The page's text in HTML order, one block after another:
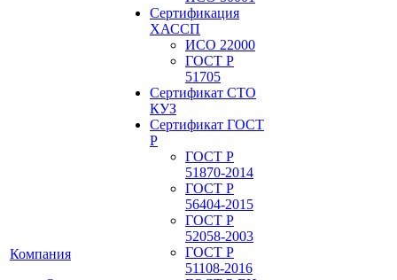
Компания
Сертификация
ХАССП
ИСО 22000
ГОСТ Р
51705
Сертификат СТО
КУЗ
Сертификат ГОСТ
Р
ГОСТ Р
51870-2014
ГОСТ Р
56404-2015
ГОСТ Р
52058-2003
ГОСТ Р
51108-2016